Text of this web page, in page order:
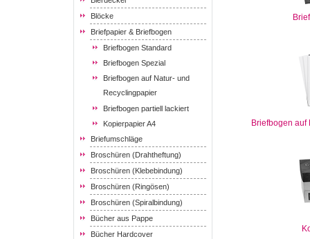
Blöcke
Briefpapier & Briefbogen
Briefbogen Standard
Briefbogen Spezial
Briefbogen auf Natur- und
Recyclingpapier
Briefbogen partiell lackiert
Kopierpapier A4
Briefumschläge
Broschüren (Drahtheftung)
Broschüren (Klebebindung)
Broschüren (Ringösen)
Broschüren (Spiralbindung)
Bücher aus Pappe
Bücher Hardcover
Briefbogen